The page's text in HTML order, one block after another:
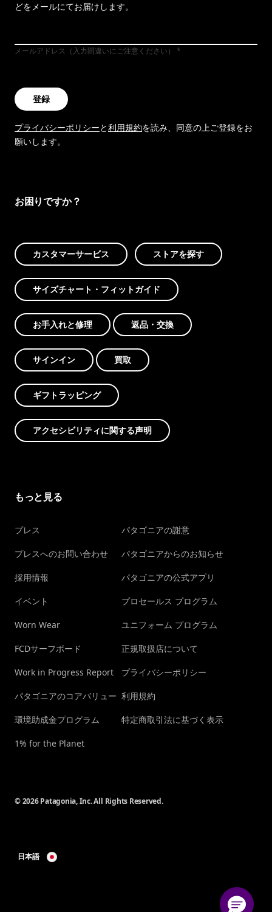
どをメールにてお届けします。
メールアドレス（入力間違いにご注意ください）
登録
プライバシーポリシーと利用規約を読み、同意の上ご登録をお
願いします。
お困りですか？
カスタマーサービス ストアを探す
サイズチャート・フィットガイド
お手入れと修理 返品・交換
サインイン 買取
ギフトラッピング
アクセシビリティに関する声明
もっと見る
プレス
プレスへのお問い合わせ
採用情報
イベント
Worn Wear
FCDサーフボード
Work in Progress Report
パタゴニアのコアバリュー
環境助成金プログラム
1% for the Planet
パタゴニアの謝意
パタゴニアからのお知らせ
パタゴニアの公式アプリ
プロセールス プログラム
ユニフォーム プログラム
正規取扱店について
プライバシーポリシー
利用規約
特定商取引法に基づく表示
© 2026 Patagonia, Inc. All Rights Reserved.
日本語